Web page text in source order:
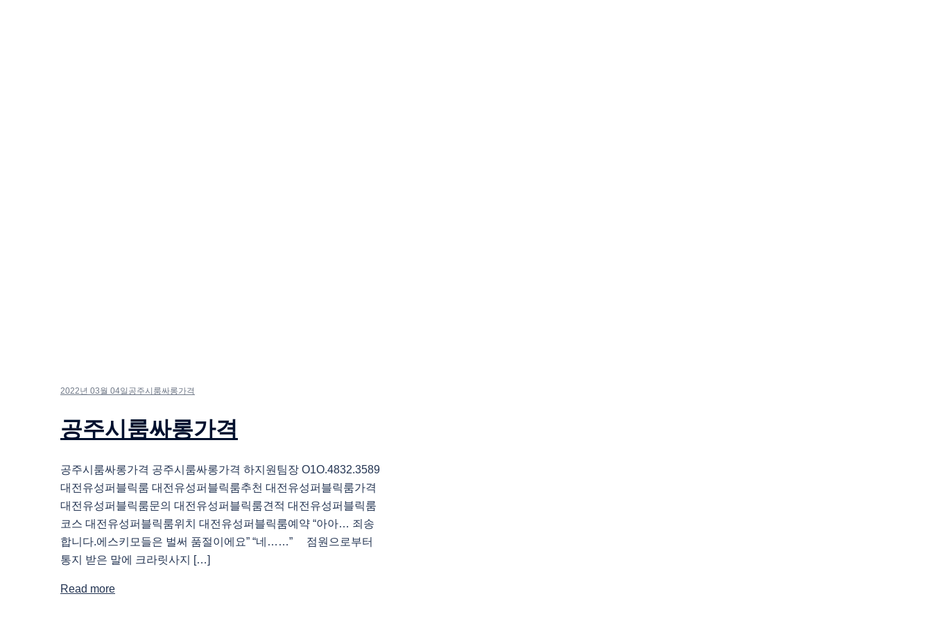
2022년 03월 04일 공주시룸싸롱가격
공주시룸싸롱가격
공주시룸싸롱가격 공주시룸싸롱가격 하지원팀장 O1O.4832.3589
대전유성퍼블릭룸 대전유성퍼블릭룸추천 대전유성퍼블릭룸가격
대전유성퍼블릭룸문의 대전유성퍼블릭룸견적 대전유성퍼블릭룸
코스 대전유성퍼블릭룸위치 대전유성퍼블릭룸예약 “아아… 죄송
합니다.에스키모들은 벌써 품절이에요” “네……” 점원으로부터
통지 받은 말에 크라릿사지 […]
Read more